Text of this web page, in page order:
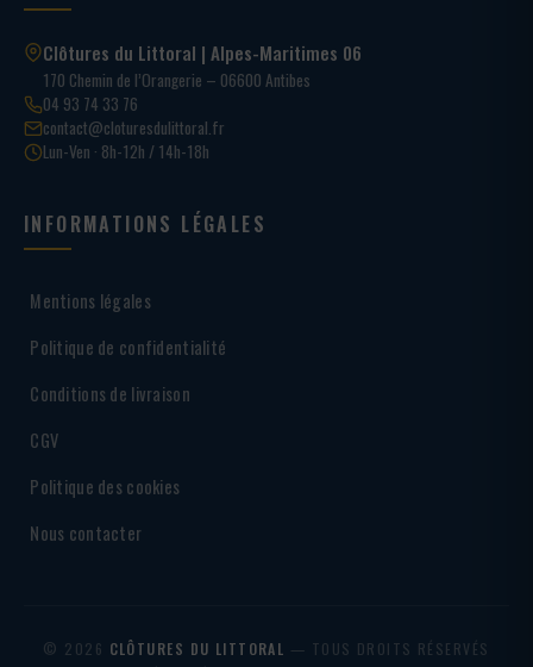
Clôtures du Littoral | Alpes-Maritimes 06
170 Chemin de l’Orangerie – 06600 Antibes
04 93 74 33 76
contact@cloturesdulittoral.fr
Lun-Ven · 8h-12h / 14h-18h
INFORMATIONS LÉGALES
Mentions légales
Politique de confidentialité
Conditions de livraison
CGV
Politique des cookies
Nous contacter
© 2026 CLÔTURES DU LITTORAL — TOUS DROITS RÉSERVÉS